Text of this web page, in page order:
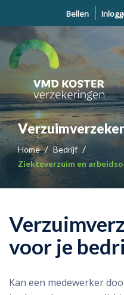
Bellen
Home
Bedrijf
Ziekteverzuim en
voor je
Kan een medewerker